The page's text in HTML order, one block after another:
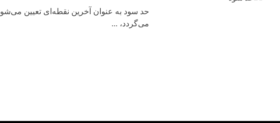
حد سود به عنوان آخرین نقطه‌ای تعیین
می‌گردد، ...